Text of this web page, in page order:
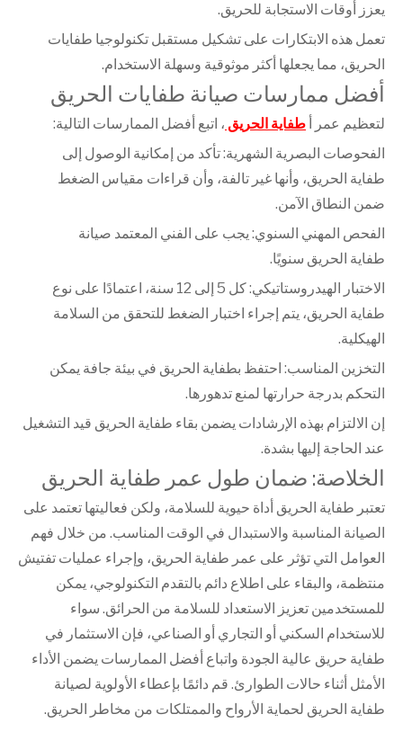
يعزز أوقات الاستجابة للحريق.
تعمل هذه الابتكارات على تشكيل مستقبل تكنولوجيا طفايات
الحريق، مما يجعلها أكثر موثوقية وسهلة الاستخدام.
أفضل ممارسات صيانة طفايات الحريق
لتعظيم عمر أ طفاية الحريق ، اتبع أفضل الممارسات التالية:
الفحوصات البصرية الشهرية: تأكد من إمكانية الوصول إلى
طفاية الحريق، وأنها غير تالفة، وأن قراءات مقياس الضغط
ضمن النطاق الآمن.
الفحص المهني السنوي: يجب على الفني المعتمد صيانة
طفاية الحريق سنويًا.
الاختبار الهيدروستاتيكي: كل 5 إلى 12 سنة، اعتمادًا على نوع
طفاية الحريق، يتم إجراء اختبار الضغط للتحقق من السلامة
الهيكلية.
التخزين المناسب: احتفظ بطفاية الحريق في بيئة جافة يمكن
التحكم بدرجة حرارتها لمنع تدهورها.
إن الالتزام بهذه الإرشادات يضمن بقاء طفاية الحريق قيد التشغيل
عند الحاجة إليها بشدة.
الخلاصة: ضمان طول عمر طفاية الحريق
تعتبر طفاية الحريق أداة حيوية للسلامة، ولكن فعاليتها تعتمد على
الصيانة المناسبة والاستبدال في الوقت المناسب. من خلال فهم
العوامل التي تؤثر على عمر طفاية الحريق، وإجراء عمليات تفتيش
منتظمة، والبقاء على اطلاع دائم بالتقدم التكنولوجي، يمكن
للمستخدمين تعزيز الاستعداد للسلامة من الحرائق. سواء
للاستخدام السكني أو التجاري أو الصناعي، فإن الاستثمار في
طفاية حريق عالية الجودة واتباع أفضل الممارسات يضمن الأداء
الأمثل أثناء حالات الطوارئ. قم دائمًا بإعطاء الأولوية لصيانة
طفاية الحريق لحماية الأرواح والممتلكات من مخاطر الحريق.